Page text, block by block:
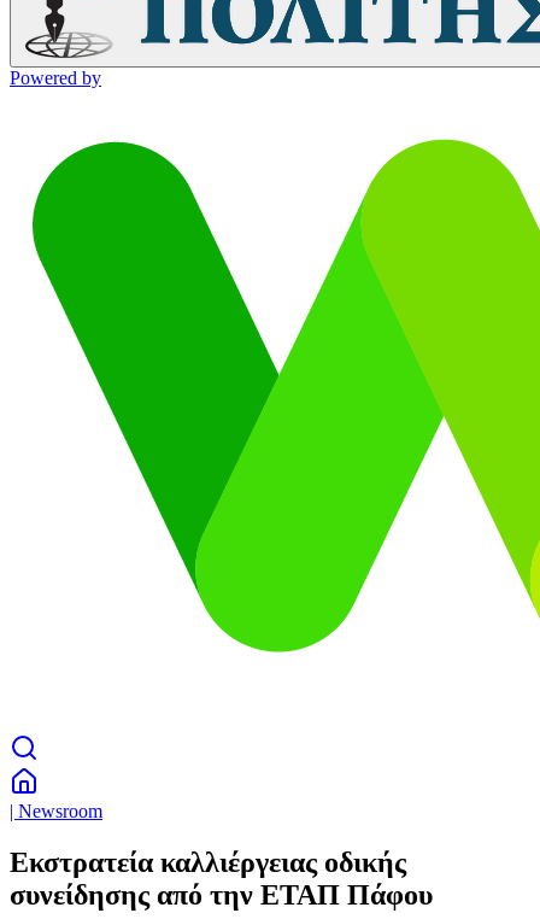
Powered by
| Newsroom
Εκστρατεία καλλιέργειας οδικής
συνείδησης από την ΕΤΑΠ Πάφου